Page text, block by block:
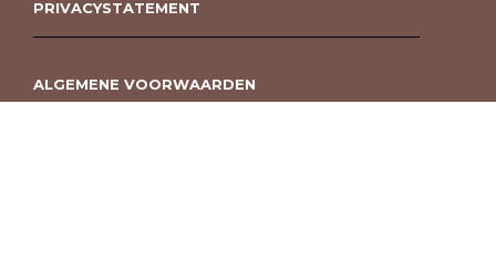
PRIVACYSTATEMENT
ALGEMENE VOORWAARDEN